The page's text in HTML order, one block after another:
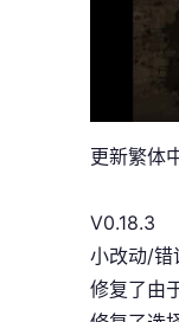
更新繁体
V0.18.3
小改动/错
修复了由